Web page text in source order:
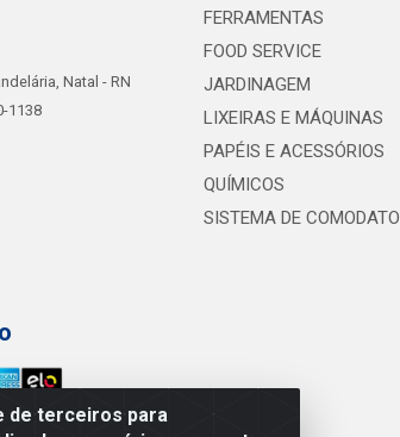
de terceiros para
Natal - RN
1138
FERRAMENTAS
FOOD SERVICE
JARDINAGEM
LIXEIRAS E MÁQUINAS
PAPÉIS E ACESSÓRIOS
QUÍMICOS
SISTEMA DE COMODATO